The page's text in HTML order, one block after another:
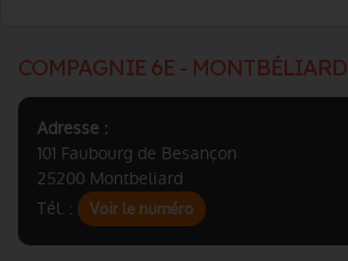
COMPAGNIE 6E - MONTBÉLIARD
Adresse :
101 Faubourg de Besançon
25200 Montbeliard
Tél. :
Voir le numéro